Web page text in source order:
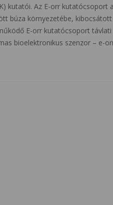
kutatói. Az E-orr
búza környezetébe,
E-orr kutatócsoport
bioelektronikus szenzor – e-